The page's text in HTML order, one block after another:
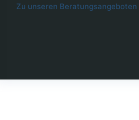
Zu unseren Beratungsangeboten